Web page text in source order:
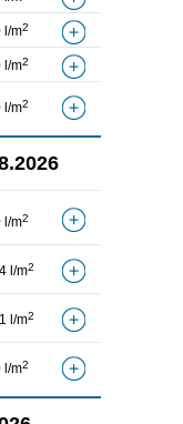
l/m2
l/m2
l/m2
l/m2
l/m2
l/m2
l/m2